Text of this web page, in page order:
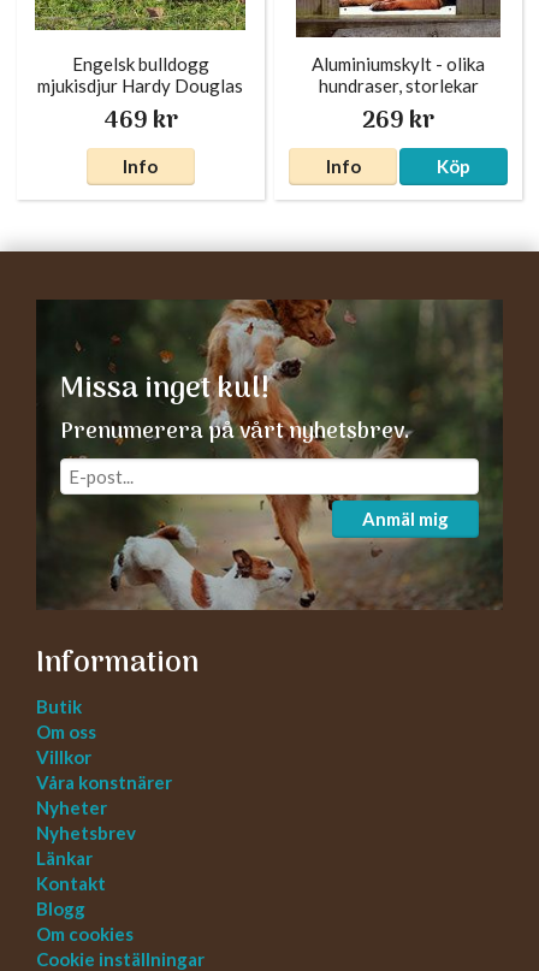
Engelsk bulldogg
mjukisdjur Hardy Douglas
469 kr
Info
Aluminiumskylt - olika
hundraser, storlekar
269 kr
Info Köp
Missa inget kul!
Prenumerera på vårt nyhetsbrev.
Anmäl mig
Information
Butik
Om oss
Villkor
Våra konstnärer
Nyheter
Nyhetsbrev
Länkar
Kontakt
Blogg
Om cookies
Cookie inställningar